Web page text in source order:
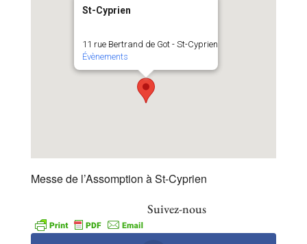
St-Cyprien
11 rue Bertrand de Got - St-Cyprien
Évènements
Messe de l’Assomption à St-Cyprien
Suivez-nous